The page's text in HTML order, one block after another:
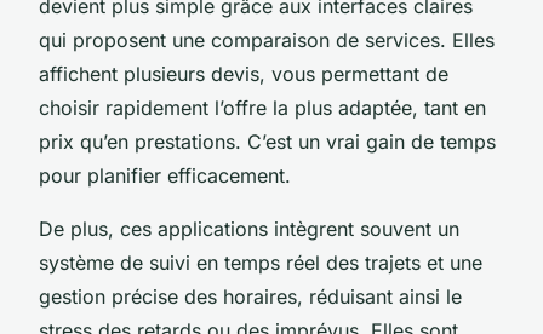
devient plus simple grâce aux interfaces claires
qui proposent une comparaison de services. Elles
affichent plusieurs devis, vous permettant de
choisir rapidement l’offre la plus adaptée, tant en
prix qu’en prestations. C’est un vrai gain de temps
pour planifier efficacement.
De plus, ces applications intègrent souvent un
système de suivi en temps réel des trajets et une
gestion précise des horaires, réduisant ainsi le